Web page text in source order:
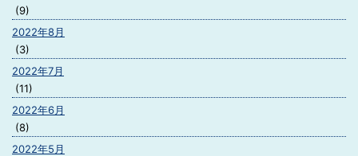
(9)
2022年8月
(3)
2022年7月
(11)
2022年6月
(8)
2022年5月